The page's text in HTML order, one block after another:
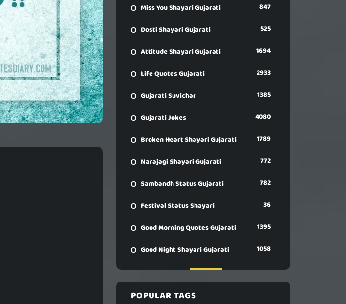
Miss You Shayari Gujarati 847
Dosti Shayari Gujarati 525
Attitude Shayari Gujarati 1694
Life Quotes Gujarati 2933
Gujarati Suvichar 1385
Gujarati Jokes 4080
Broken Heart Shayari Gujarati 1789
Narajagi Shayari Gujarati 772
Sambandh Status Gujarati 782
Festival Status Shayari 36
Good Morning Quotes Gujarati 1395
Good Night Shayari Gujarati 1058
POPULAR TAGS